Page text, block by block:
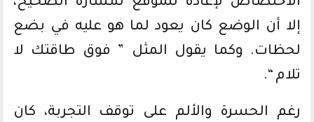
إلا أن الوضع كان يعود لما هو عليه في بضع
لحظات. وكما يقول المثل ” فوق طاقتك لا
تلام “.
رغم الحسرة والألم على توقف التجربة، كان